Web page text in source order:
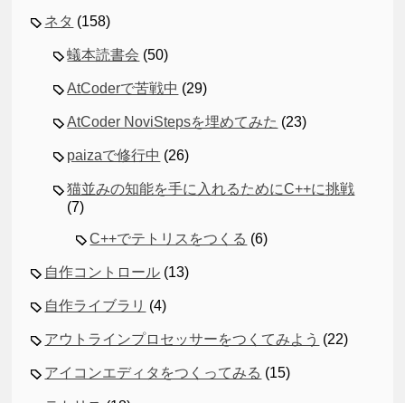
ネタ (158)
蟻本読書会 (50)
AtCoderで苦戦中 (29)
AtCoder NoviStepsを埋めてみた (23)
paizaで修行中 (26)
猫並みの知能を手に入れるためにC++に挑戦
(7)
C++でテトリスをつくる (6)
自作コントロール (13)
自作ライブラリ (4)
アウトラインプロセッサーをつくてみよう (22)
アイコンエディタをつくってみる (15)